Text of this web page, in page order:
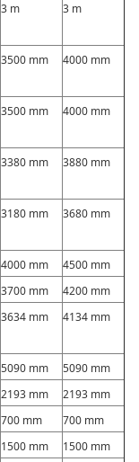
3 m 3 m
3500 mm 4000 mm
3500 mm 4000 mm
3380 mm 3880 mm
3180 mm 3680 mm
4000 mm 4500 mm
3700 mm 4200 mm
3634 mm 4134 mm
5090 mm 5090 mm
2193 mm 2193 mm
700 mm 700 mm
1500 mm 1500 mm